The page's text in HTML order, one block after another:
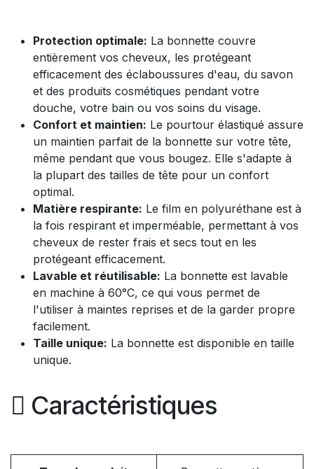
Protection optimale: La bonnette couvre
entièrement vos cheveux, les protégeant
efficacement des éclaboussures d'eau, du savon
et des produits cosmétiques pendant votre
douche, votre bain ou vos soins du visage.
Confort et maintien: Le pourtour élastiqué assure
un maintien parfait de la bonnette sur votre tête,
même pendant que vous bougez. Elle s'adapte à
la plupart des tailles de tête pour un confort
optimal.
Matière respirante: Le film en polyuréthane est à
la fois respirant et imperméable, permettant à vos
cheveux de rester frais et secs tout en les
protégeant efficacement.
Lavable et réutilisable: La bonnette est lavable
en machine à 60°C, ce qui vous permet de
l'utiliser à maintes reprises et de la garder propre
facilement.
Taille unique: La bonnette est disponible en taille
unique.
Caractéristiques